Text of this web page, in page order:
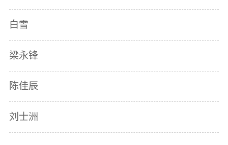
白雪
梁永锋
陈佳辰
刘士洲